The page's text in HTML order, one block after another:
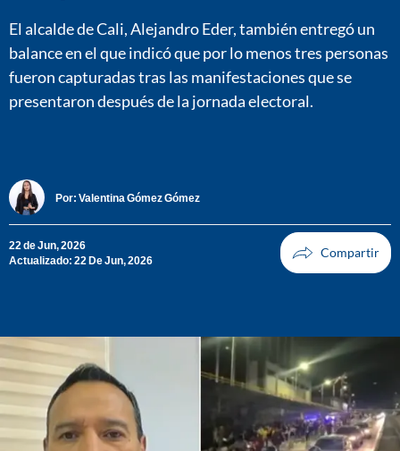
El alcalde de Cali, Alejandro Eder, también entregó un
balance en el que indicó que por lo menos tres personas
fueron capturadas tras las manifestaciones que se
presentaron después de la jornada electoral.
Por: Valentina Gómez Gómez
22 de Jun, 2026
Actualizado: 22 De Jun, 2026